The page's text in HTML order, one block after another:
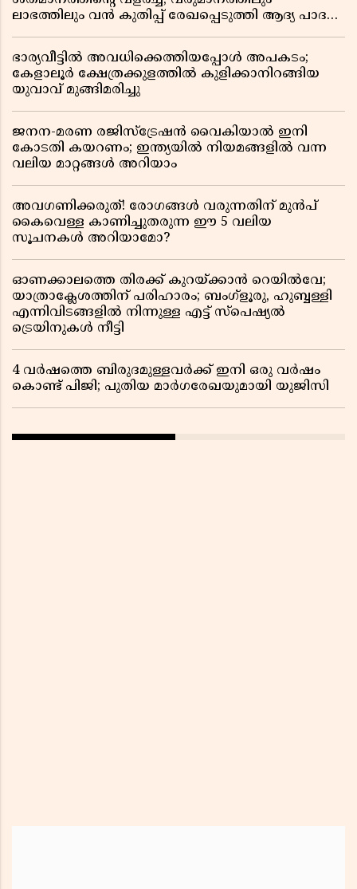
ലാഭത്തിലും വൻ കുതിപ്പ് രേഖപ്പെടുത്തി ആദ്യ പാദ
ഭാര്യവീട്ടിൽ അവധിക്കെത്തിയപ്പോൾ അപകടം;
കേളാലൂർ ക്ഷേത്രക്കുളത്തിൽ കുളിക്കാനിറങ്ങിയ
യുവാവ് മുങ്ങിമരിച്ചു
ജനന-മരണ രജിസ്ട്രേഷൻ വൈകിയാൽ ഇനി
കോടതി കയറണം; ഇന്ത്യയിൽ നിയമങ്ങളിൽ വന്ന
വലിയ മാറ്റങ്ങൾ അറിയാം
അവഗണിക്കരുത്! രോഗങ്ങൾ വരുന്നതിന് മുൻപ്
കൈവെള്ള കാണിച്ചുതരുന്ന ഈ 5 വലിയ
സൂചനകൾ അറിയാമോ?
ഓണക്കാലത്തെ തിരക്ക് കുറയ്ക്കാൻ റെയിൽവേ;
യാത്രാക്ലേശത്തിന് പരിഹാരം; ബംഗ്ളൂരു, ഹുബ്ബള്ളി
എന്നിവിടങ്ങളിൽ നിന്നുള്ള എട്ട് സ്പെഷ്യൽ
ട്രെയിനുകൾ നീട്ടി
4 വർഷത്തെ ബിരുദമുള്ളവർക്ക് ഇനി ഒരു വർഷം
കൊണ്ട് പിജി; പുതിയ മാർഗരേഖയുമായി യുജിസി